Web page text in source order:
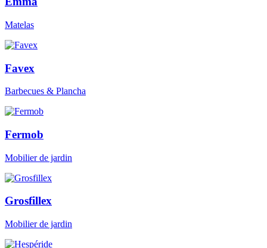
Matelas
Favex
Barbecues & Plancha
Fermob
Mobilier de jardin
Grosfillex
Mobilier de jardin